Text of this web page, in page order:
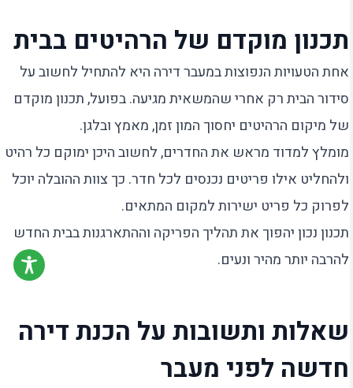
תכנון מוקדם של הרהיטים בבית
אחת הטעויות הנפוצות במעבר דירה היא להתחיל לחשוב על
סידור הבית רק אחרי שהמשאית מגיעה. בפועל, תכנון מוקדם
של מיקום הרהיטים יחסוך המון זמן, מאמץ ובלגן.
מומלץ למדוד מראש את החדרים, לחשוב היכן ימוקם כל רהיט
ולהחליט אילו פריטים נכנסים לכל חדר. כך צוות ההובלה יוכל
לפרוק כל פריט ישירות למקום המתאים.
תכנון נכון יהפוך את תהליך הפריקה וההתארגנות בבית החדש
להרבה יותר מהיר ונעים.
שאלות ותשובות על הכנת דירה
חדשה לפני מעבר